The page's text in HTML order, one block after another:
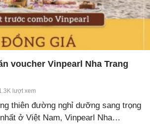
voucher Vinpearl Nha Trang
lượt xem
thiên đường nghỉ dưỡng sang trọng
ở Việt Nam, Vinpearl Nha…